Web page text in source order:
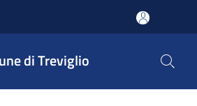
di Treviglio